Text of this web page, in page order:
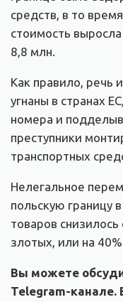
средств, в то
стоимость
8,8 млн.
Как правило, речь
угнаны в странах
номера и
преступники
транспортных
Нелегальное
польскую границу
товаров
злотых, или на
Вы можете
Telegram-канале.